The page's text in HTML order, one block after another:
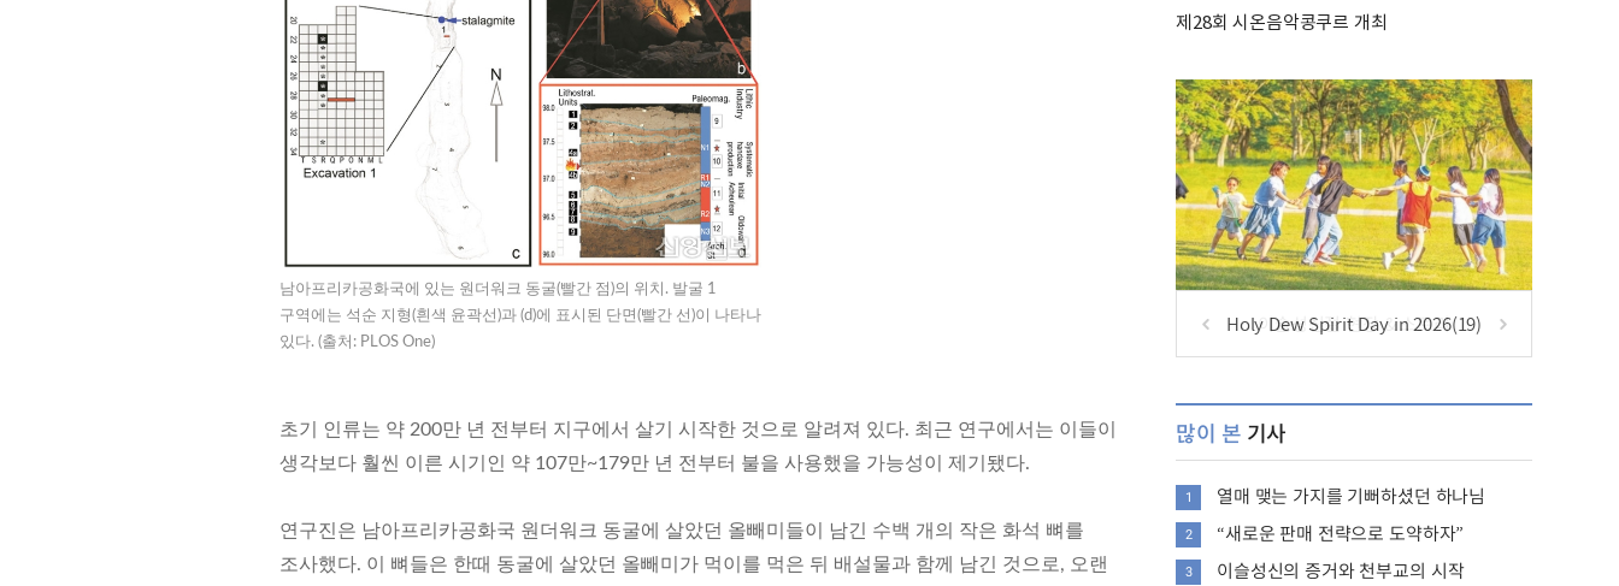
남아프리카공화국에 있는 원더워크 동굴(빨간 점)의 위치. 발굴 1
구역에는 석순 지형(흰색 윤곽선)과 (d)에 표시된 단면(빨간 선)이 나타나
있다. (출처: PLOS One)
초기 인류는 약 200만 년 전부터 지구에서 살기 시작한 것으로 알려져 있다. 최근 연구에서는 이들이
생각보다 훨씬 이른 시기인 약 107만~179만 년 전부터 불을 사용했을 가능성이 제기됐다.
연구진은 남아프리카공화국 원더워크 동굴에 살았던 올빼미들이 남긴 수백 개의 작은 화석 뼈를
조사했다. 이 뼈들은 한때 동굴에 살았던 올빼미가 먹이를 먹은 뒤 배설물과 함께 남긴 것으로, 오랜
제28회 시온음악콩쿠르 개최
Holy Dew Spirit Day in 2026(19)
많이 본 기사
1 열매 맺는 가지를 기뻐하셨던 하나님
2 “새로운 판매 전략으로 도약하자”
3 이슬성신의 증거와 천부교의 시작